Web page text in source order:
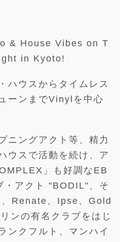
& House Vibes on T
in Kyoto!
ハウスからタイムレス
ーンまでVinylを中心
ニングアクト等、精力
ウスで活動を続け、ア
」も好調なEB
アクト "BODIL"、そ
Renate、Ipse、Gold
ンの有名クラブをはじ
ンクフルト、マンハイ